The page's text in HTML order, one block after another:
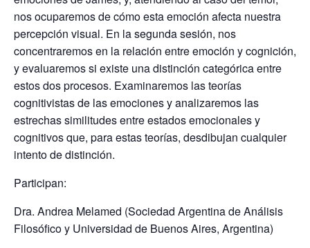
nos ocuparemos de cómo esta emoción afecta nuestra
percepción visual. En la segunda sesión, nos
concentraremos en la relación entre emoción y cognición,
y evaluaremos si existe una distinción categórica entre
estos dos procesos. Examinaremos las teorías
cognitivistas de las emociones y analizaremos las
estrechas similitudes entre estados emocionales y
cognitivos que, para estas teorías, desdibujan cualquier
intento de distinción.
Participan:
Dra. Andrea Melamed (Sociedad Argentina de Análisis
Filosófico y Universidad de Buenos Aires, Argentina)